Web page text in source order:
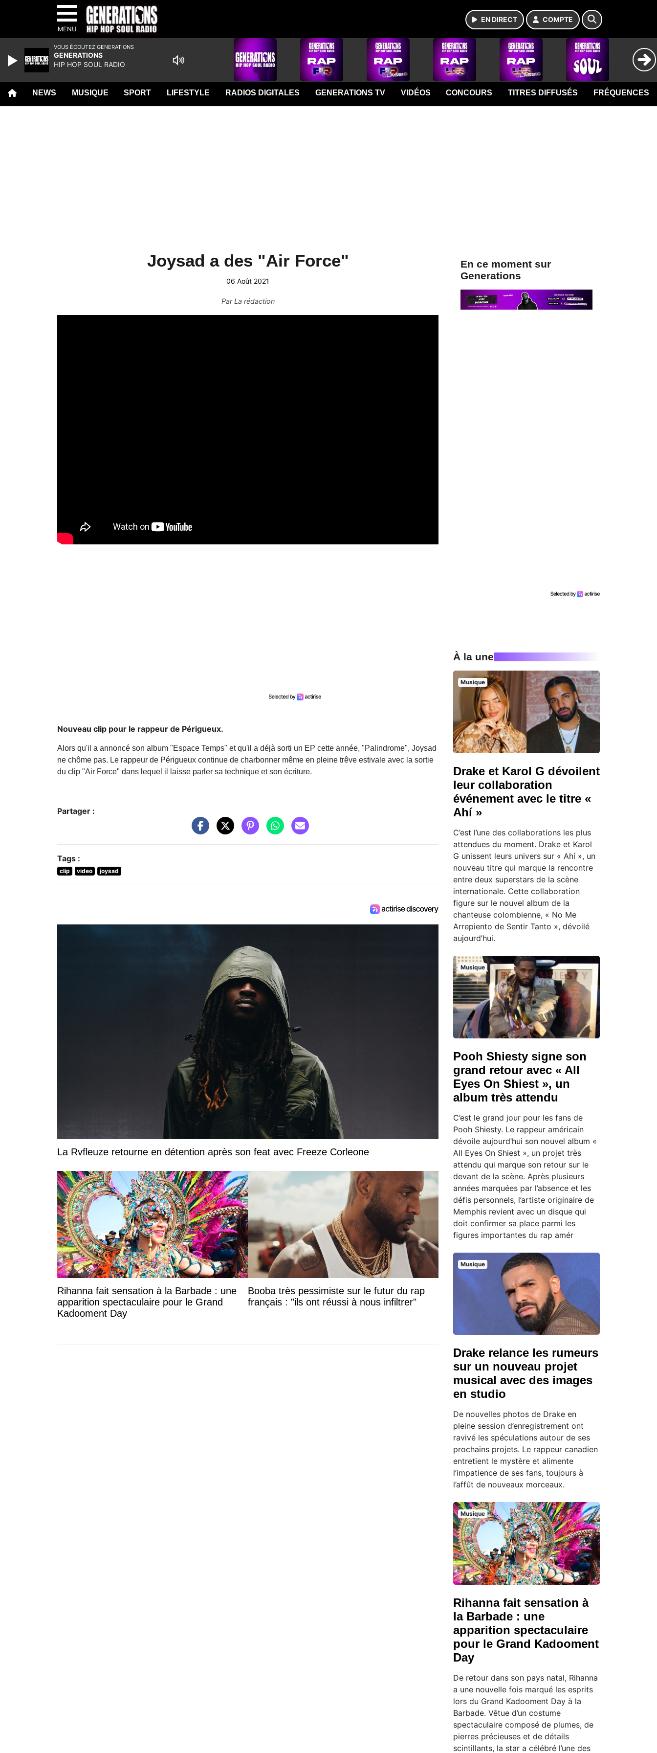
MENU
EN DIRECT COMPTE
NEWS MUSIQUE SPORT LIFESTYLE RADIOS DIGITALES GENERATIONS TV VIDÉOS CONCOURS TITRES DIFFUSÉS FRÉQUENCES
Joysad a des "Air Force"
06 Août 2021
ParLa rédaction
Nouveau clip pour le rappeur de Périgueux.
Alors qu'il a annoncé son album "Espace Temps" et qu'il a déjà sorti un EP cette année, "Palindrome", Joysad
ne chôme pas. Le rappeur de Périgueux continue de charbonner même en pleine trêve estivale avec la sortie
du clip "Air Force" dans lequel il laisse parler sa technique et son écriture.
Partager :
Tags :
clip video joysad
La Rvfleuze retourne en détention après son feat avec Freeze Corleone
Rihanna fait sensation à la Barbade : une
apparition spectaculaire pour le Grand
Kadooment Day
Booba très pessimiste sur le futur du rap
français : "ils ont réussi à nous infiltrer"
En ce moment sur
Generations
À la une
Musique
Drake et Karol G dévoilent
leur collaboration
événement avec le titre «
Ahí »
C’est l’une des collaborations les plus
attendues du moment. Drake et Karol
G unissent leurs univers sur « Ahí », un
nouveau titre qui marque la rencontre
entre deux superstars de la scène
internationale. Cette collaboration
figure sur le nouvel album de la
chanteuse colombienne, « No Me
Arrepiento de Sentir Tanto », dévoilé
aujourd’hui.
Musique
Pooh Shiesty signe son
grand retour avec « All
Eyes On Shiest », un
album très attendu
C’est le grand jour pour les fans de
Pooh Shiesty. Le rappeur américain
dévoile aujourd’hui son nouvel album «
All Eyes On Shiest », un projet très
attendu qui marque son retour sur le
devant de la scène. Après plusieurs
années marquées par l’absence et les
défis personnels, l’artiste originaire de
Memphis revient avec un disque qui
doit confirmer sa place parmi les
figures importantes du rap amér
Musique
Drake relance les rumeurs
sur un nouveau projet
musical avec des images
en studio
De nouvelles photos de Drake en
pleine session d’enregistrement ont
ravivé les spéculations autour de ses
prochains projets. Le rappeur canadien
entretient le mystère et alimente
l’impatience de ses fans, toujours à
l’affût de nouveaux morceaux.
Musique
Rihanna fait sensation à
la Barbade : une
apparition spectaculaire
pour le Grand Kadooment
Day
De retour dans son pays natal, Rihanna
a une nouvelle fois marqué les esprits
lors du Grand Kadooment Day à la
Barbade. Vêtue d’un costume
spectaculaire composé de plumes, de
pierres précieuses et de détails
scintillants, la star a célébré l’une des
VOUS ÉCOUTEZ GENERATIONS
GENERATIONS
HIP HOP SOUL RADIO